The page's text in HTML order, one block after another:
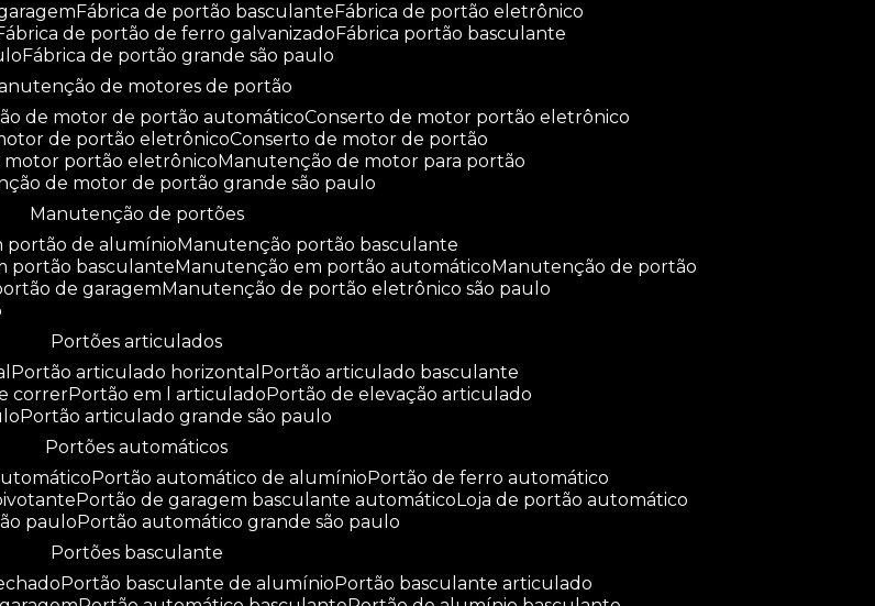
fábrica de portão basculante
fábrica de portão eletrônico
fábrica de portão de ferro galvanizado
fábrica portão basculante
fábrica de portão grande são paulo
de motores de portão
de motor de portão automático conserto de motor portão eletrônico
de portão eletrônico conserto de motor de portão
motor portão eletrônico
manutenção de motor para portão
de motor de portão grande são paulo
manutenção de portões
portão de alumínio
manutenção portão basculante
portão basculante manutenção em portão automático
manutenção de portão
de garagem
manutenção de portão eletrônico são paulo
portões articulados
portão articulado horizontal
portão articulado basculante
correr portão em l articulado
portão de elevação articulado
portão articulado grande são paulo
portões automáticos
portão automático de alumínio
portão de ferro automático
portão de garagem basculante automático loja de portão automático
paulo
portão automático grande são paulo
portões basculante
portão basculante de alumínio
portão basculante articulado